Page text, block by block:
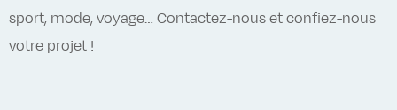
sport, mode, voyage… Contactez-nous et confiez-nous
votre projet !